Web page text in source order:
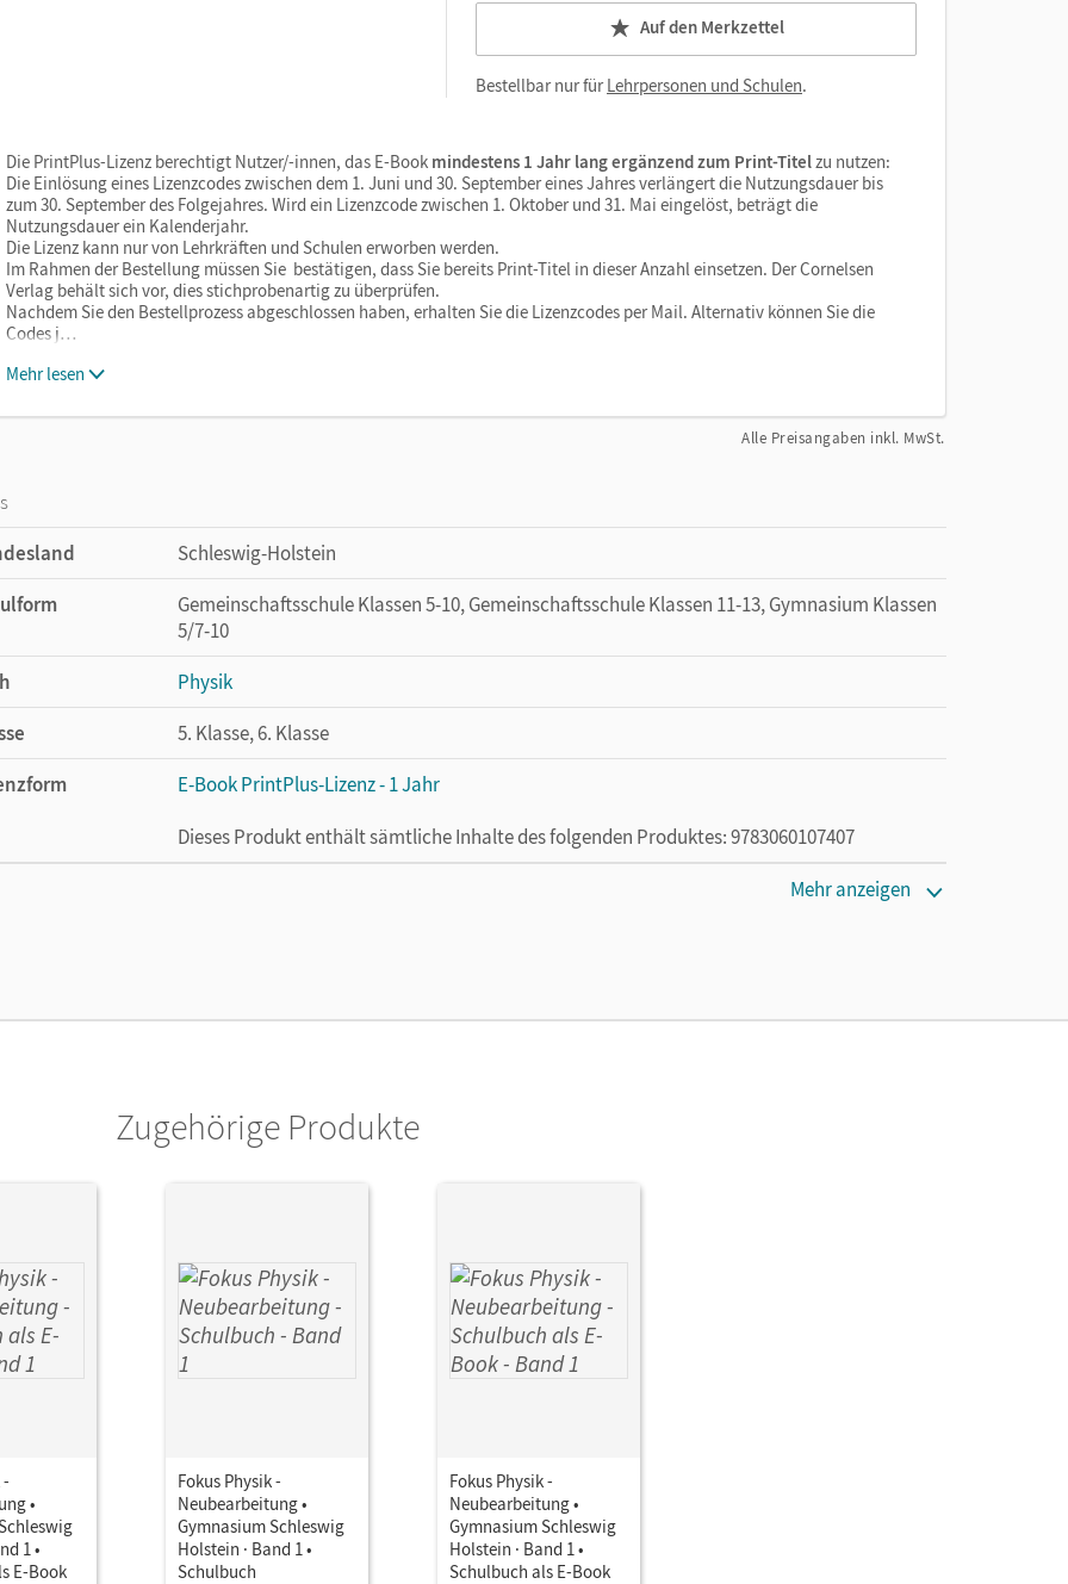
Auf den Merkzettel
Bestellbar nur fürLehrpersonen und Schulen.
Die PrintPlus-Lizenz berechtigt Nutzer/-innen, das E-Book mindestens 1 Jahr lang ergänzend zum Print-Titelzu nutzen:
Die Einlösung eines Lizenzcodes zwischen dem 1. Juni und 30. September eines Jahres verlängert die Nutzungsdauer bis
zum 30. September des Folgejahres. Wird ein Lizenzcode zwischen 1. Oktober und 31. Mai eingelöst, beträgt die
Nutzungsdauer ein Kalenderjahr.
Die Lizenz kann nur von Lehrkräften und Schulen erworben werden.
Im Rahmen der Bestellung müssen Sie bestätigen, dass Sie bereits Print-Titel in dieser Anzahl einsetzen. Der Cornelsen
Verlag behält sich vor, dies stichprobenartig zu überprüfen.
Nachdem Sie den Bestellprozess abgeschlossen haben, erhalten Sie die Lizenzcodes per Mail. Alternativ können Sie die
Codes j…
Mehr lesen
Alle Preisangaben inkl. MwSt.
Schleswig-Holstein
Gemeinschaftsschule Klassen 5-10, Gemeinschaftsschule Klassen 11-13, Gymnasium Klassen
5/7-10
Physik
5. Klasse, 6. Klasse
E-Book PrintPlus-Lizenz - 1 Jahr
Dieses Produkt enthält sämtliche Inhalte des folgenden Produktes: 9783060107407
Cornelsen Verlag
Mehr anzeigen
Zugehörige Produkte
•
1 •
E-Book
Fokus Physik -
Neubearbeitung •
Gymnasium Schleswig
Holstein · Band 1 •
Schulbuch
Fokus Physik -
Neubearbeitung •
Gymnasium Schleswig
Holstein · Band 1 •
Schulbuch als E-Book